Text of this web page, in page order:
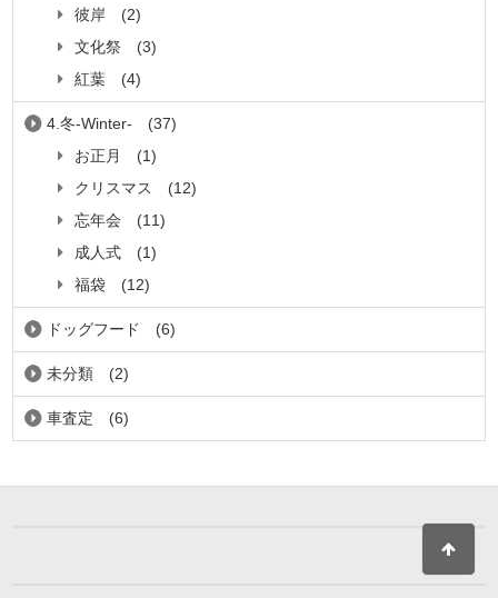
彼岸
(2)
文化祭
(3)
紅葉
(4)
4.冬-Winter-
(37)
お正月
(1)
クリスマス
(12)
忘年会
(11)
成人式
(1)
福袋
(12)
ドッグフード (6)
未分類 (2)
車査定 (6)